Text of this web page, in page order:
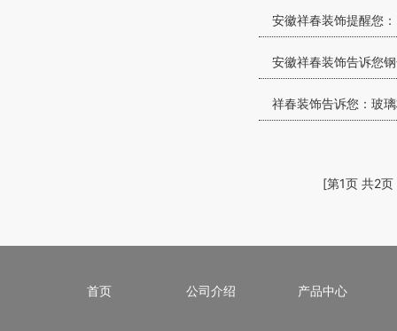
安徽祥春装饰​提醒您
安徽祥春装饰告诉您
祥春装饰告诉您：玻
[第1页 共2
首页 公司介绍 产品中心